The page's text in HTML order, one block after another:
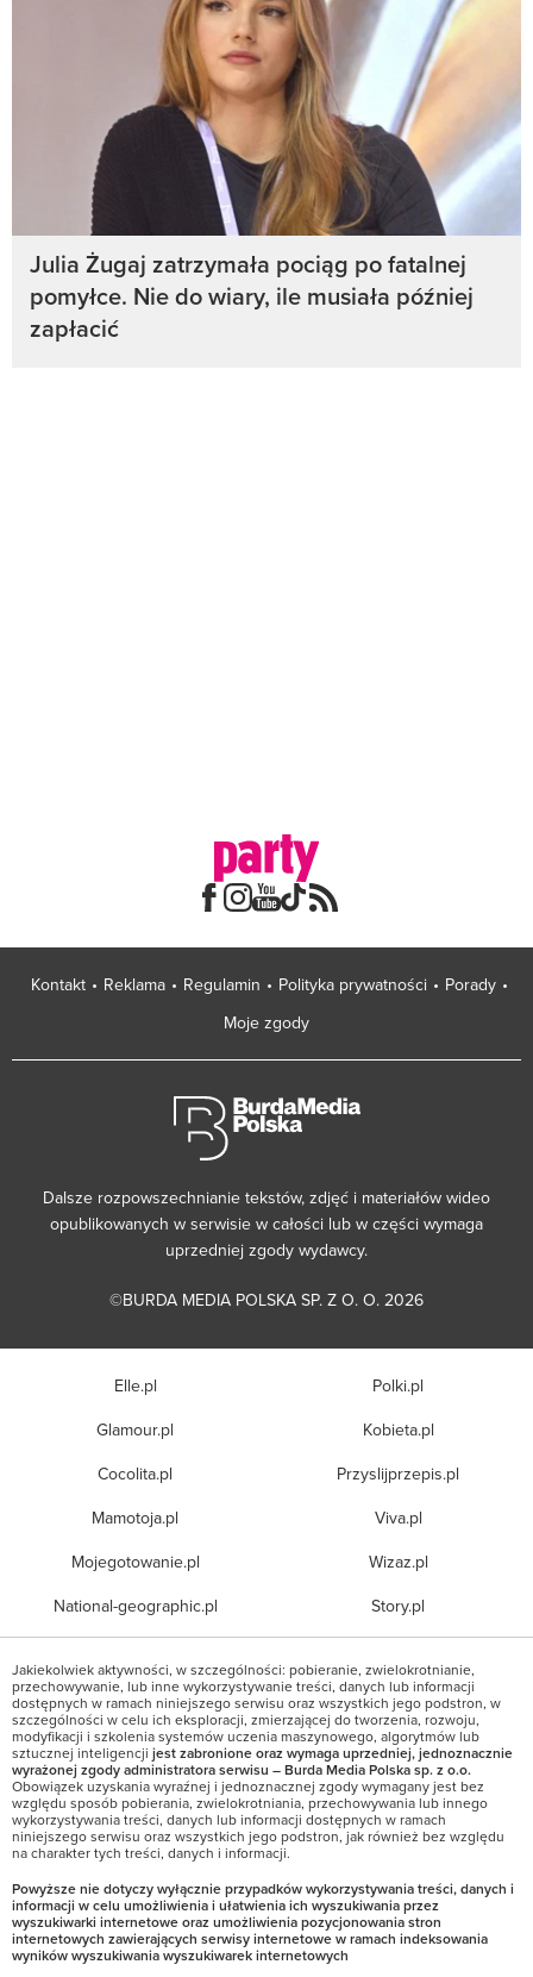
Julia Żugaj zatrzymała pociąg po fatalnej
pomyłce. Nie do wiary, ile musiała później
zapłacić
Kontakt Reklama Regulamin Polityka prywatności
Porady
Moje zgody
Dalsze rozpowszechnianie tekstów, zdjęć i materiałów wideo
opublikowanych w serwisie w całości lub w części wymaga
uprzedniej zgody wydawcy.
©BURDA MEDIA POLSKA SP. Z O. O. 2026
Elle.pl
Glamour.pl
Cocolita.pl
Mamotoja.pl
Mojegotowanie.pl
National-geographic.pl
Polki.pl
Kobieta.pl
Przyslijprzepis.pl
Viva.pl
Wizaz.pl
Story.pl
Jakiekolwiek aktywności, w szczególności: pobieranie, zwielokrotnianie,
przechowywanie, lub inne wykorzystywanie treści, danych lub informacji
dostępnych w ramach niniejszego serwisu oraz wszystkich jego podstron, w
szczególności w celu ich eksploracji, zmierzającej do tworzenia, rozwoju,
modyfikacji i szkolenia systemów uczenia maszynowego, algorytmów lub
sztucznej inteligencji jest zabronione oraz wymaga uprzedniej, jednoznacznie
wyrażonej zgody administratora serwisu – Burda Media Polska sp. z o.o.
Obowiązek uzyskania wyraźnej i jednoznacznej zgody wymagany jest bez
względu sposób pobierania, zwielokrotniania, przechowywania lub innego
wykorzystywania treści, danych lub informacji dostępnych w ramach
niniejszego serwisu oraz wszystkich jego podstron, jak również bez względu
na charakter tych treści, danych i informacji.
Powyższe nie dotyczy wyłącznie przypadków wykorzystywania treści, danych i
informacji w celu umożliwienia i ułatwienia ich wyszukiwania przez
wyszukiwarki internetowe oraz umożliwienia pozycjonowania stron
internetowych zawierających serwisy internetowe w ramach indeksowania
wyników wyszukiwania wyszukiwarek internetowych